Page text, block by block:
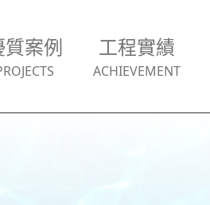
質案例 工程實績
ACHIEVEMENT